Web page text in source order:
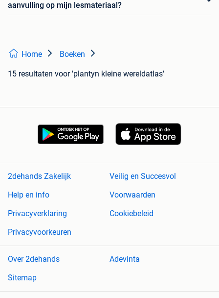
aanvulling op mijn lesmateriaal?
Home Boeken
15 resultaten voor 'plantyn kleine wereldatlas'
2dehands Zakelijk
Veilig en Succesvol
Help en info
Voorwaarden
Privacyverklaring
Cookiebeleid
Privacyvoorkeuren
Over 2dehands
Adevinta
Sitemap